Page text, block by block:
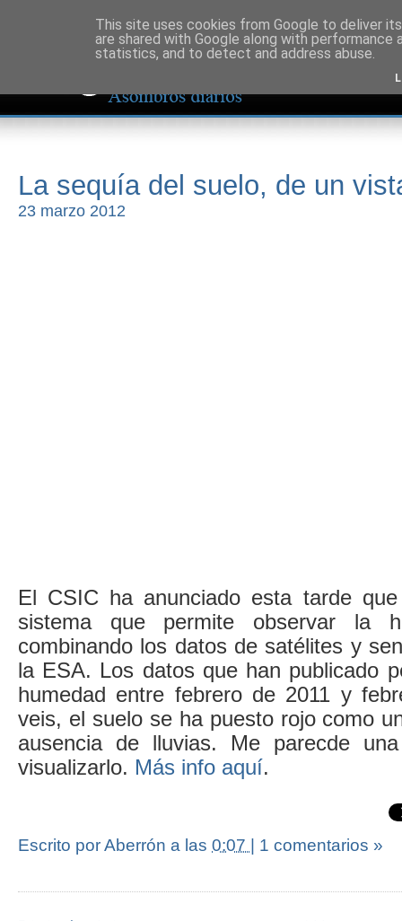
La sequía del suelo, de un
23 marzo 2012
El CSIC ha anunciado esta tarde
sistema que permite observar la
combinando los datos de satélites y
la ESA. Los datos que han publicado
humedad entre febrero de 2011 y
veis, el suelo se ha puesto rojo como
ausencia de lluvias. Me parecde
visualizarlo. Más info aquí.
Escrito por Aberrón a las 0:07 | 1 comentarios »
This site uses cookies from Google to deliver
are shared with Google along with
statistics, and to detect and address abuse.